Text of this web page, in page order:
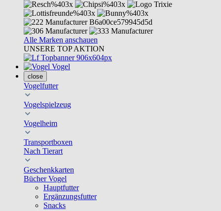
Alle Marken anschauen
UNSERE TOP AKTION
Vogel
close
Vogelfutter
Vogelspielzeug
Vogelheim
Transportboxen
Nach Tierart
Geschenkkarten
Bücher Vogel
Hauptfutter
Ergänzungsfutter
Snacks